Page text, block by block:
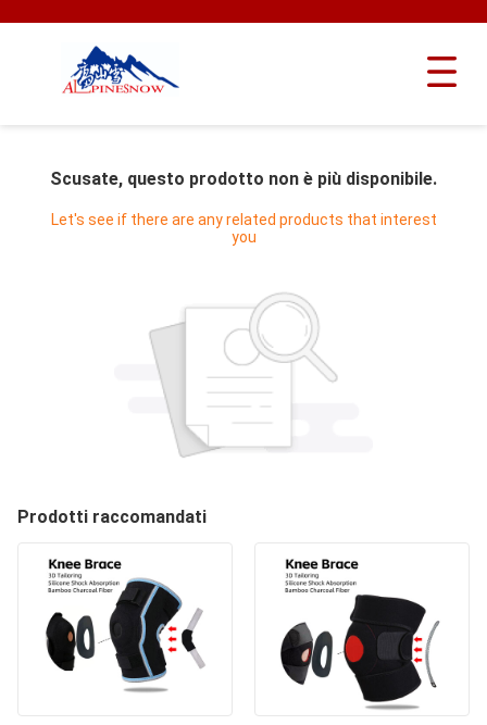
Scusate, questo prodotto non è più disponibile.
Let's see if there are any related products that interest
you
Prodotti raccomandati